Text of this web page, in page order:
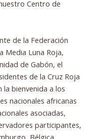
Centro de
de la Federación
Media Luna Roja,
de Gabón, el
de la Cruz Roja
la bienvenida a los
nacionales africanas
asociadas,
participantes,
Bélgica